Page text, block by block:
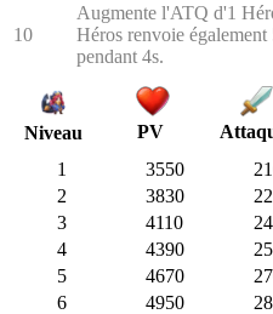
10
Augmente l'ATQ d'1
Héros renvoie également
pendant 4s.
Niveau PV
1
3550
2
3830
3
4110
4
4390
5
4670
6
4950